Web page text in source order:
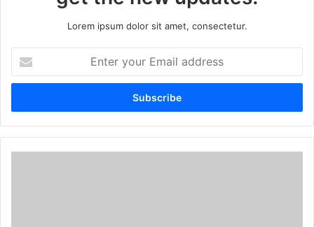
Lorem ipsum dolor sit amet, consectetur.
t
r
y